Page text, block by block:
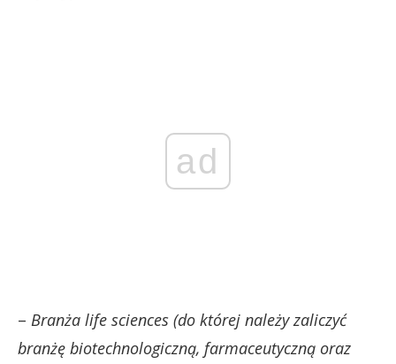
ad
– Branża life sciences (do której należy zaliczyć
branżę biotechnologiczną, farmaceutyczną oraz